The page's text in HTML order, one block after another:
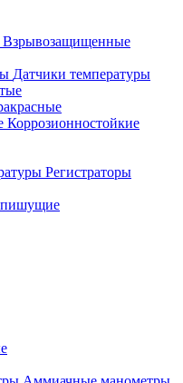
Взрывозащищенные
Датчики температуры
Коррозионностойкие
Регистраторы